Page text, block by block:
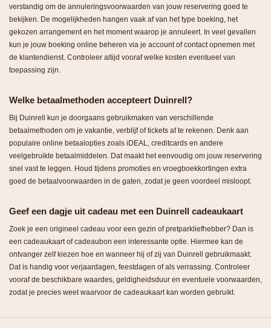
verstandig om de annuleringsvoorwaarden van jouw reservering goed te
bekijken. De mogelijkheden hangen vaak af van het type boeking, het
gekozen arrangement en het moment waarop je annuleert. In veel gevallen
kun je jouw boeking online beheren via je account of contact opnemen met
de klantendienst. Controleer altijd vooraf welke kosten eventueel van
toepassing zijn.
Welke betaalmethoden accepteert Duinrell?
Bij Duinrell kun je doorgaans gebruikmaken van verschillende
betaalmethoden om je vakantie, verblijf of tickets af te rekenen. Denk aan
populaire online betaalopties zoals iDEAL, creditcards en andere
veelgebruikte betaalmiddelen. Dat maakt het eenvoudig om jouw reservering
snel vast te leggen. Houd tijdens promoties en vroegboekkortingen extra
goed de betaalvoorwaarden in de gaten, zodat je geen voordeel misloopt.
Geef een dagje uit cadeau met een Duinrell cadeaukaart
Zoek je een origineel cadeau voor een gezin of pretparkliefhebber? Dan is
een cadeaukaart of cadeaubon een interessante optie. Hiermee kan de
ontvanger zelf kiezen hoe en wanneer hij of zij van Duinrell gebruikmaakt.
Dat is handig voor verjaardagen, feestdagen of als verrassing. Controleer
vooraf de beschikbare waardes, geldigheidsduur en eventuele voorwaarden,
zodat je precies weet waarvoor de cadeaukaart kan worden gebruikt.